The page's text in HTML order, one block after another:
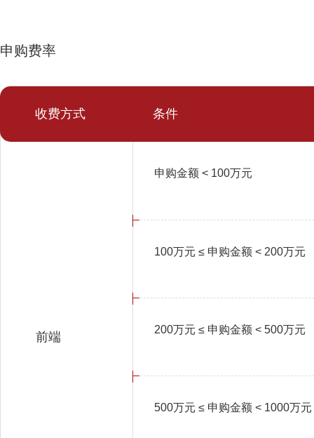
申购费率
收费方式 条件
前端
申购金额 < 100万元
100万元 ≤ 申购金额 < 200万元
200万元 ≤ 申购金额 < 500万元
500万元 ≤ 申购金额 < 1000万元